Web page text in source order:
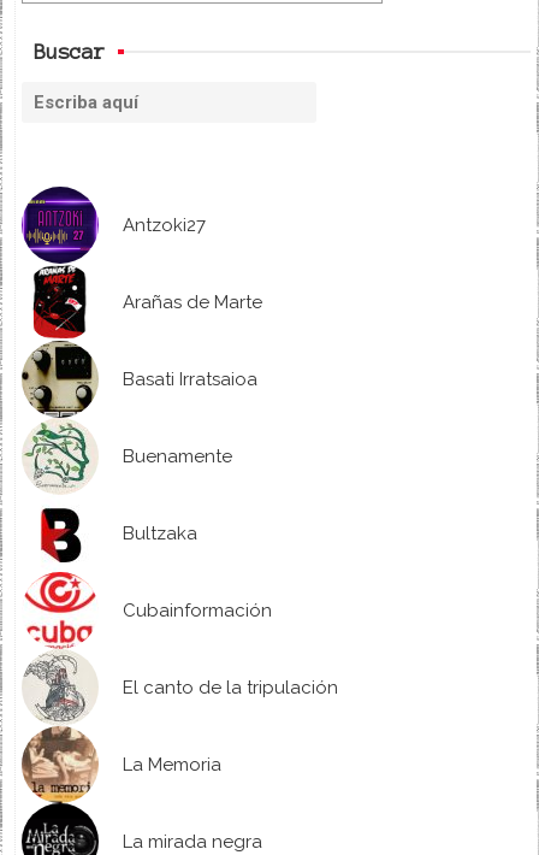
Buscar
Antzoki27
Arañas de Marte
Basati Irratsaioa
Buenamente
Bultzaka
Cubainformación
El canto de la tripulación
La Memoria
La mirada negra